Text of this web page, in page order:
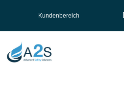
Kundenbereich